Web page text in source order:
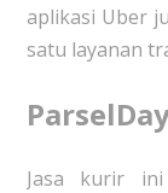
aplikasi Uber
satu layanan
Jasa kurir